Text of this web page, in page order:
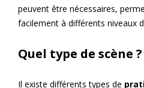
peuvent être nécessaires,
facilement à différents niveaux
Quel type de scène ?
Il existe différents types de